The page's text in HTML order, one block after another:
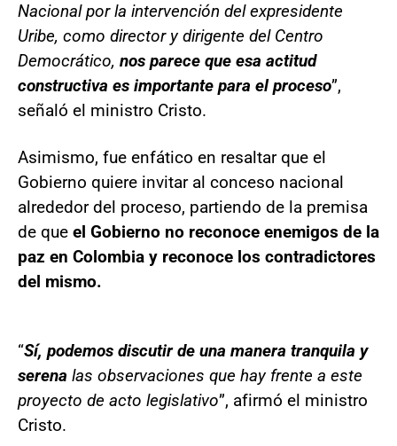
Nacional por la intervención del expresidente
Uribe, como director y dirigente del Centro
Democrático, nos parece que esa actitud
constructiva es importante para el proceso”,
señaló el ministro Cristo.
Asimismo, fue enfático en resaltar que el
Gobierno quiere invitar al conceso nacional
alrededor del proceso, partiendo de la premisa
de que el Gobierno no reconoce enemigos de la
paz en Colombia y reconoce los contradictores
del mismo.
“Sí, podemos discutir de una manera tranquila y
serena las observaciones que hay frente a este
proyecto de acto legislativo”, afirmó el ministro
Cristo.